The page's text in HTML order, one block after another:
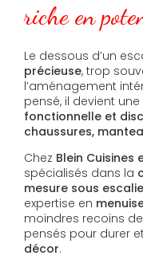
riche en
Le dessous d’un
précieuse, trop
l’aménagement
pensé, il devient
fonctionnelle et
chaussures,
Chez Blein Cuisines
spécialisés dans la
mesure sous
expertise en
moindres recoins
pensés pour durer
décor.